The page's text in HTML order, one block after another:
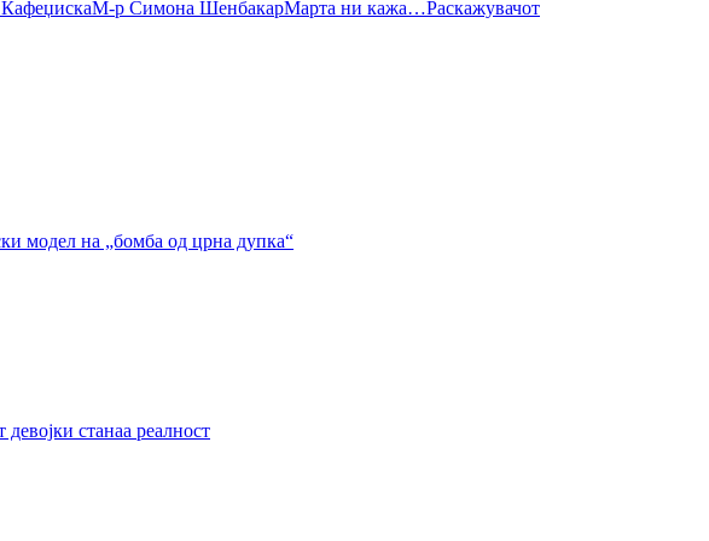
М-р Симона ШенбакарМарта ни кажа…Раскажувачот
модел на „бомба од црна дупка“
станаа реалност